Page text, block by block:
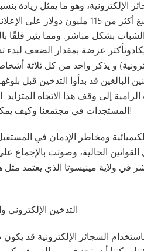
الإلكترونية
منذ آخر عملية جمع للبيانات في عام 2014. وقد أنفقت صناعة التبغ أكثر
بشكل مباشر. ومما يثير قلقًا
أكثر عرضة بمقدار الضعف لبدء
و يذكر واحد من كل ثلاثة
المدخنين البالغين قد بدأوا التدخين قبل
إلى وقف هذا الاتجاه المتزايد.
المستجدات في مجتمعنا وكيف يمكنك المساعدة!
ومخاطر الإدمان في
الحالية، وصوتت بالإجماع
عشر في ولاية مينيسوتا الذي يعتمد
التدخين
السجائر الإلكترونية قد يكون